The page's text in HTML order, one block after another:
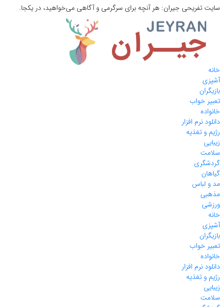
سایت تفریحی جیران: هر آنچه برای سرگرمی و آگاهی می‌خواهید، در یکجا.
خانه
آشپزی
بازیگران
تعبیر خواب
خانواده
دانلود نرم افزار
رژیم و تغذیه
زیبایی
سلامت
گردشگری
گیاهان
مد و لباس
مذهبی
ورزشی
خانه
آشپزی
بازیگران
تعبیر خواب
خانواده
دانلود نرم افزار
رژیم و تغذیه
زیبایی
سلامت